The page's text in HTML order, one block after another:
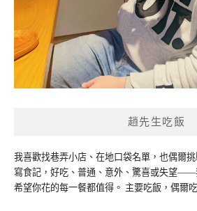
趙先生吃飯
我喜歡找巷弄小店、在地口袋名單，也偶爾
寫食記，好吃、普通、意外、驚喜或失望——
希望你花的每一餐都值得。 主要吃飯，偶爾